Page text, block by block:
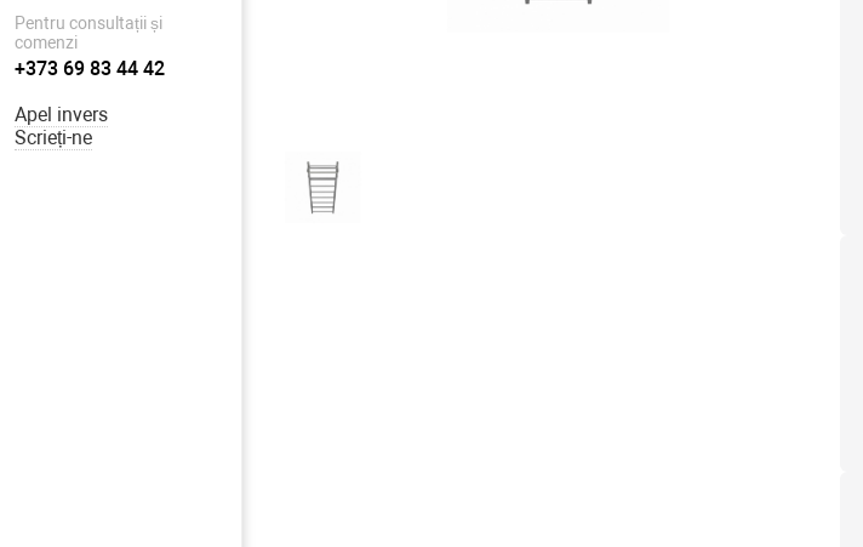
Pentru consultații și
comenzi
+373 69 83 44 42
Apel invers
Scrieți-ne